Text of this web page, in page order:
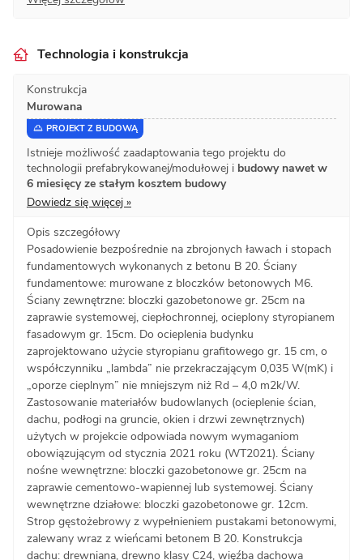
Technologia i konstrukcja
Konstrukcja
Murowana
PROJEKT Z BUDOWĄ
Istnieje możliwość zaadaptowania tego projektu do
technologii prefabrykowanej/modułowej i budowy nawet w
6 miesięcy ze stałym kosztem budowy
Dowiedz się więcej »
Opis szczegółowy
Posadowienie bezpośrednie na zbrojonych ławach i stopach
fundamentowych wykonanych z betonu B 20. Ściany
fundamentowe: murowane z bloczków betonowych M6.
Ściany zewnętrzne: bloczki gazobetonowe gr. 25cm na
zaprawie systemowej, ciepłochronnej, ocieplony styropianem
fasadowym gr. 15cm. Do ocieplenia budynku
zaprojektowano użycie styropianu grafitowego gr. 15 cm, o
współczynniku „lambda” nie przekraczającym 0,035 W(mK) i
„oporze cieplnym” nie mniejszym niż Rd – 4,0 m2k/W.
Zastosowanie materiałów budowlanych (ocieplenie ścian,
dachu, podłogi na gruncie, okien i drzwi zewnętrznych)
użytych w projekcie odpowiada nowym wymaganiom
obowiązującym od stycznia 2021 roku (WT2021). Ściany
nośne wewnętrzne: bloczki gazobetonowe gr. 25cm na
zaprawie cementowo-wapiennej lub systemowej. Ściany
wewnętrzne działowe: bloczki gazobetonowe gr. 12cm.
Strop gęstożebrowy z wypełnieniem pustakami betonowymi,
zalewany wraz z wieńcami betonem B 20. Konstrukcja
dachu: drewniana, drewno klasy C24, więźba dachowa